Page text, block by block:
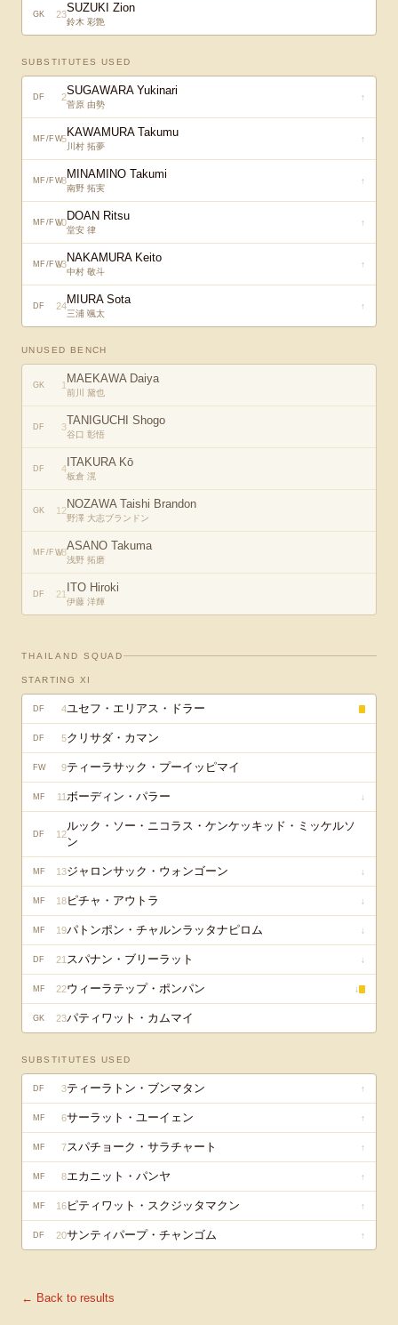
GK 23SUZUKI Zion
鈴木 彩艶
SUBSTITUTES USED
DF 2SUGAWARA Yukinari
菅原 由勢
↑
MF/FW5KAWAMURA Takumu
川村 拓夢
↑
MF/FW8MINAMINO Takumi
南野 拓実
↑
MF/FW
10DOAN Ritsu
堂安 律
↑
MF/FW
13NAKAMURA Keito
中村 敬斗
↑
DF 24MIURA Sota
三浦 颯太
↑
UNUSED BENCH
GK 1 MAEKAWA Daiya
前川 黛也
DF 3TANIGUCHI Shogo
谷口 彰悟
DF 4 ITAKURA Kō
板倉 滉
GK 12NOZAWA Taishi Brandon
野澤 大志ブランドン
MF/FW
18ASANO Takuma
浅野 拓磨
DF 21 ITO Hiroki
伊藤 洋輝
THAILAND SQUAD
STARTING XI
DF 4ユセフ・エリアス・ドラー
DF 5クリサダ・カマン
FW 9ティーラサック・プーイッピマイ
MF 11ボーディン・パラー ↓
DF 12
ルック・ソー・ニコラス・ケンケッキッド・ミッケルソ
ン
MF 13ジャロンサック・ウォンゴーン ↓
MF 18ピチャ・アウトラ ↓
MF 19パトンポン・チャルンラッタナピロム ↓
DF 21 スパナン・ブリーラット ↓
MF 22ウィーラテップ・ポンパン ↓
GK 23パティワット・カムマイ
SUBSTITUTES USED
DF 3ティーラトン・ブンマタン ↑
MF 6サーラット・ユーイェン ↑
MF 7スパチョーク・サラチャート ↑
MF 8エカニット・パンヤ ↑
MF 16ピティワット・スクジッタマクン ↑
DF 20サンティパープ・チャンゴム ↑
← Back to results